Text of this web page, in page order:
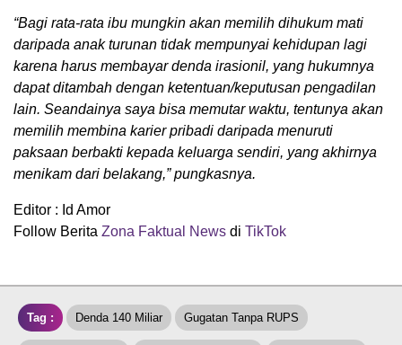
“Bagi rata-rata ibu mungkin akan memilih dihukum mati
daripada anak turunan tidak mempunyai kehidupan lagi
karena harus membayar denda irasionil, yang hukumnya
dapat ditambah dengan ketentuan/keputusan pengadilan
lain. Seandainya saya bisa memutar waktu, tentunya akan
memilih membina karier pribadi daripada menuruti
paksaan berbakti kepada keluarga sendiri, yang akhirnya
menikam dari belakang,” pungkasnya.
Editor : Id Amor
Follow Berita Zona Faktual News di TikTok
Tag : Denda 140 Miliar Gugatan Tanpa RUPS